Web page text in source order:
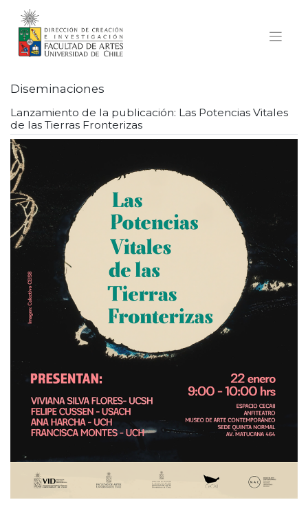
content
Diseminaciones
Lanzamiento de la publicación: Las Potencias Vitales
de las Tierras Fronterizas